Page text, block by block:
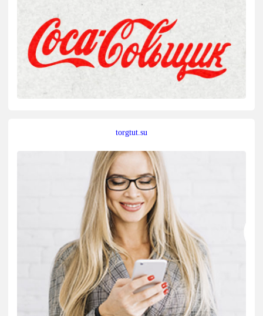
torgtut.su